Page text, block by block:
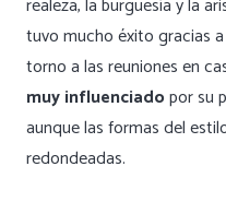
tuvo mucho éxito gracias
torno a las reuniones en
muy influenciadopor su
aunque las formas del
redondeadas.